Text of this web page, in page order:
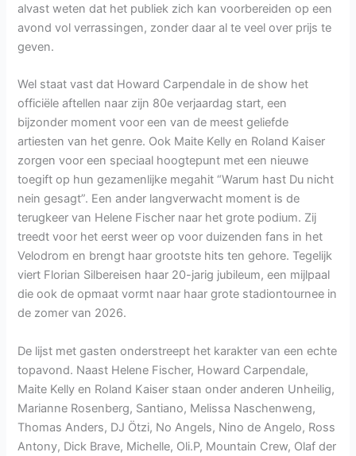
alvast weten dat het publiek zich kan voorbereiden op een
avond vol verrassingen, zonder daar al te veel over prijs te
geven.
Wel staat vast dat Howard Carpendale in de show het
officiële aftellen naar zijn 80e verjaardag start, een
bijzonder moment voor een van de meest geliefde
artiesten van het genre. Ook Maite Kelly en Roland Kaiser
zorgen voor een speciaal hoogtepunt met een nieuwe
toegift op hun gezamenlijke megahit “Warum hast Du nicht
nein gesagt”. Een ander langverwacht moment is de
terugkeer van Helene Fischer naar het grote podium. Zij
treedt voor het eerst weer op voor duizenden fans in het
Velodrom en brengt haar grootste hits ten gehore. Tegelijk
viert Florian Silbereisen haar 20-jarig jubileum, een mijlpaal
die ook de opmaat vormt naar haar grote stadiontournee in
de zomer van 2026.
De lijst met gasten onderstreept het karakter van een echte
topavond. Naast Helene Fischer, Howard Carpendale,
Maite Kelly en Roland Kaiser staan onder anderen Unheilig,
Marianne Rosenberg, Santiano, Melissa Naschenweng,
Thomas Anders, DJ Ötzi, No Angels, Nino de Angelo, Ross
Antony, Dick Brave, Michelle, Oli.P, Mountain Crew, Olaf der